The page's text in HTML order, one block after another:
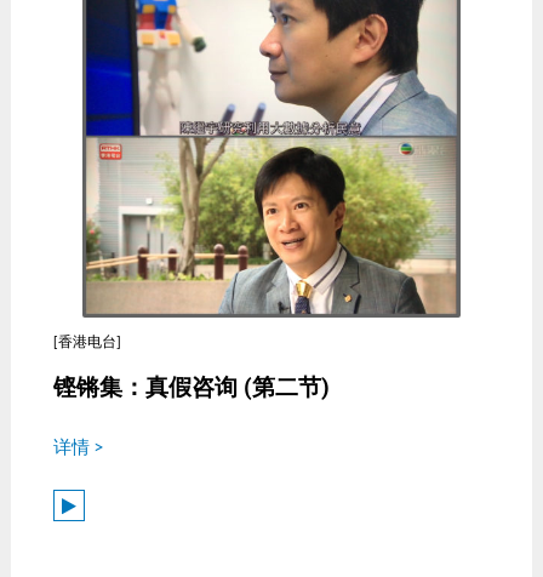
[香港电台]
铿锵集：真假咨询 (第二节)
详情 >